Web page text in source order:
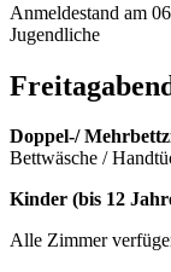
Anmeldestand am
Jugendliche
Doppel-/
Bettwäsche /
Kinder (bis 12
Alle Zimmer